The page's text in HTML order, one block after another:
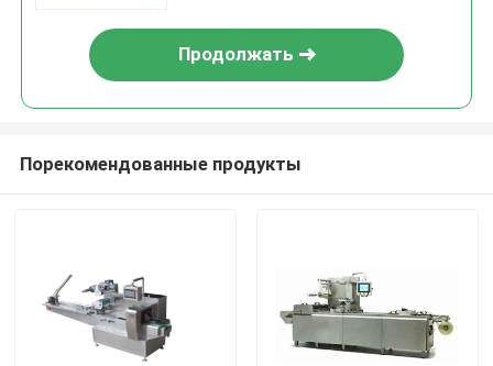
Продолжать
Порекомендованные продукты